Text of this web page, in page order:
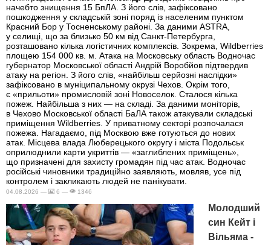
начебто знищення 15 БпЛА. З його слів, зафіксовано
пошкодження у складській зоні поряд із населеним пунктом
Красний Бор у Тосненському районі. За даними ASTRA,
у селищі, що за близько 50 км від Санкт-Петербурга,
розташовано кілька логістичних комплексів. Зокрема, Wildberries
площею 154 000 кв. м. Атака на Московську область Водночас
губернатор Московської області Андрій Воробйов підтвердив
атаку на регіон. З його слів, «найбільш серйозні наслідки»
зафіксовано в муніципальному окрузі Чехов. Окрім того,
є «прильоти» промисловій зоні Новоселок. Сталося кілька
пожеж. Найбільша з них — на складі. За даними моніторів,
в Чехово Московської області БаЛА також атакували складські
приміщення Wildberries. У приватному секторі розпочалася
пожежа. Нагадаємо, під Москвою вже готуються до нових
атак. Місцева влада Люберецького округу і міста Подольськ
оприлюднили карти укриттів — «заглиблених приміщень»,
що призначені для захисту громадян під час атак. Водночас
російські чиновники традиційно заявляють, мовляв, усе під
контролем і закликають людей не панікувати.
04.08.2026 — 6 — 1346
Молодший
син Кейт і
Вільяма -